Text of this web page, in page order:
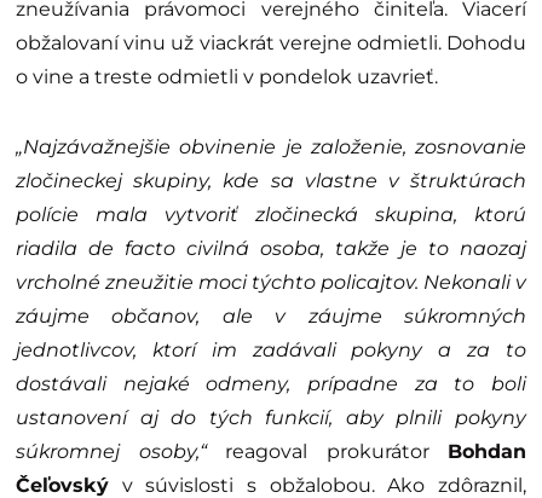
zneužívania právomoci verejného činiteľa. Viacerí
obžalovaní vinu už viackrát verejne odmietli. Dohodu
o vine a treste odmietli v pondelok uzavrieť.
„Najzávažnejšie obvinenie je založenie, zosnovanie
zločineckej skupiny, kde sa vlastne v štruktúrach
polície mala vytvoriť zločinecká skupina, ktorú
riadila de facto civilná osoba, takže je to naozaj
vrcholné zneužitie moci týchto policajtov. Nekonali v
záujme občanov, ale v záujme súkromných
jednotlivcov, ktorí im zadávali pokyny a za to
dostávali nejaké odmeny, prípadne za to boli
ustanovení aj do tých funkcií, aby plnili pokyny
súkromnej osoby,“reagoval prokurátor Bohdan
Čeľovský v súvislosti s obžalobou. Ako zdôraznil,